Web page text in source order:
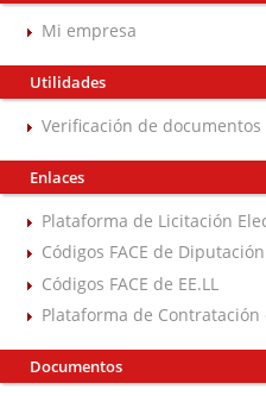
Mi empresa
Utilidades
Verificación de documentos
Enlaces
Plataforma de Licitación
Códigos FACE de Diputación
Códigos FACE de EE.LL
Plataforma de
Documentos